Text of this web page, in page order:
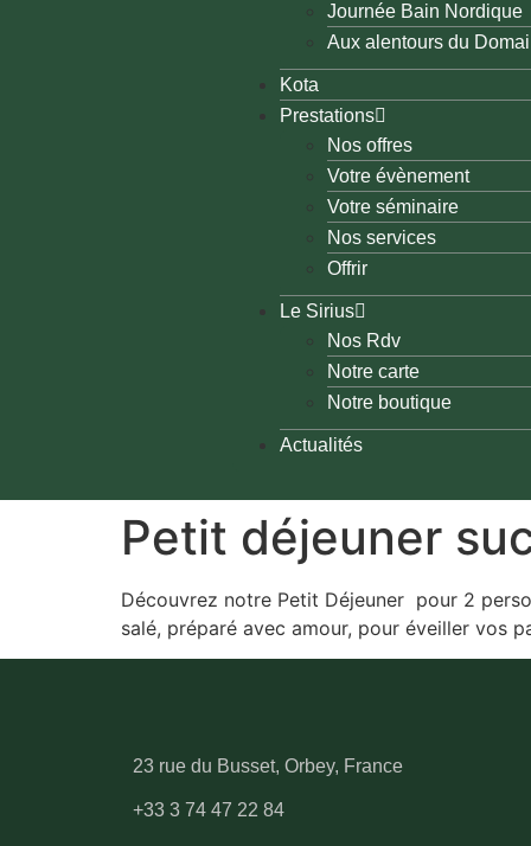
Journée Bain Nordique
Aux alentours du
Kota
Prestations
Nos offres
Votre évènement
Votre séminaire
Nos services
Offrir
Le Sirius
Nos Rdv
Notre carte
Notre boutique
Actualités
Petit déjeuner
Découvrez notre Petit Déjeuner pour 2
salé, préparé avec amour, pour éveiller vos
23 rue du Busset, Orbey, France
+33 3 74 47 22 84